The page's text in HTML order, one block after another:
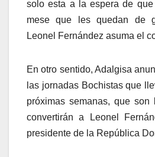
solo esta a la espera de
mese que les quedan de
Leonel Fernández asuma el
En otro sentido, Adalgisa
las jornadas Bochistas que
próximas semanas, que son
convertirán a Leonel
presidente de la República